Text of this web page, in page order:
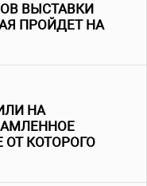
ВЫСТАВКИ
ПРОЙДЕТ НА
НА
КОТОРОГО